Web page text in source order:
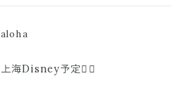
aloha
上海Disney予定🫪🩷